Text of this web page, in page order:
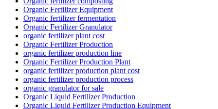
Organic Fertilizer Equipment
Organic fertilizer fermentation
Organic Fertilizer Granulator
organic fertilizer plant cost
Organic Fertilizer Production
organic fertilizer production line
Organic Fertilizer Production Plant
organic fertilizer production plant cost
organic fertilizer production process
organic granulator for sale
Organic Liquid Fertilizer Production
Organic Liquid Fertilizer Production Equipment